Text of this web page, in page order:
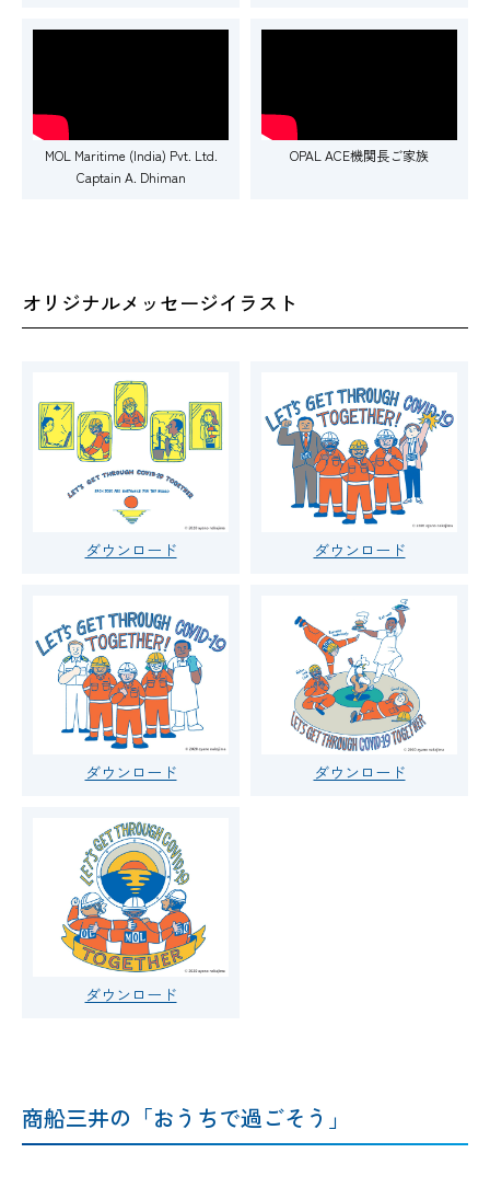
MOL Maritime (India) Pvt. Ltd.
Captain A. Dhiman
OPAL ACE機関長ご家族
オリジナルメッセージイラスト
ダウンロード ダウンロード
ダウンロード ダウンロード
ダウンロード
商船三井の「おうちで過ごそう」